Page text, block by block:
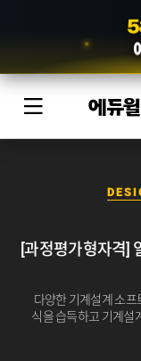
5
에듀
[과정평가형자격]
다양한 기계설계 소프
식을 습득하고 기계설